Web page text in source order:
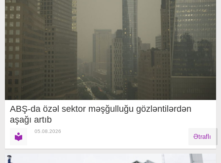
ABŞ-da özəl sektor məşğulluğu gözləntilərdən
aşağı artıb
05.08.2026
Ətraflı